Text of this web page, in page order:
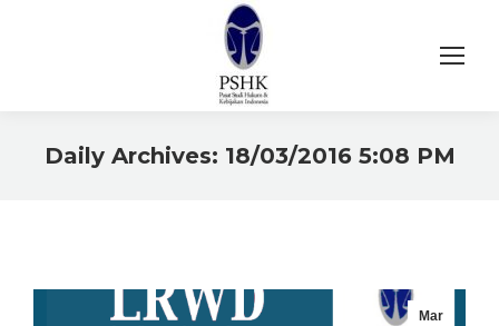
Daily Archives: 18/03/2016 5:08 PM
Mar